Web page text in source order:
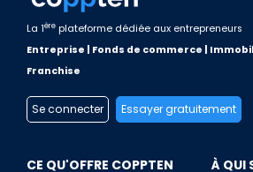
La 1ère plateforme dédiée aux entrepreneurs
Entreprise | Fonds de commerce |
Franchise
Se connecter Essayer gratuitement
CE QU'OFFRE COPPTEN
À QUI